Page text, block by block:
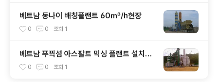
베트남 동나이 배칭플랜트 60㎥/h현장
0 0 조회 1
베트남 푸꿕섬 아스팔트 믹싱 플랜트 설치현
장 0 0 조회 1